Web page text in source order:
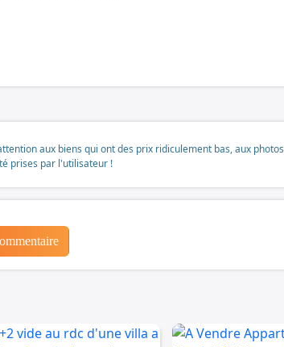
aux biens qui ont des prix ridiculement bas, aux photos
prises par l'utilisateur !